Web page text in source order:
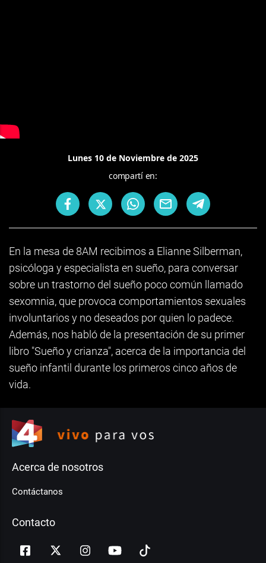
Lunes 10 de Noviembre de 2025
compartí en:
En la mesa de 8AM recibimos a Elianne Silberman,
psicóloga y especialista en sueño, para conversar
sobre un trastorno del sueño poco común llamado
sexomnia, que provoca comportamientos sexuales
involuntarios y no deseados por quien lo padece.
Además, nos habló de la presentación de su primer
libro "Sueño y crianza", acerca de la importancia del
sueño infantil durante los primeros cinco años de
vida.
Acerca de nosotros
Contáctanos
Contacto